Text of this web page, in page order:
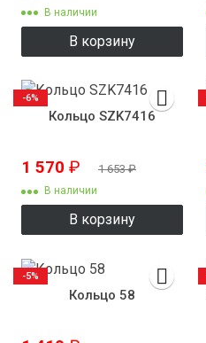
В наличии
В корзину
Кольцо SZK7416
1 570 ₽ 1 653₽
В наличии
В корзину
-6%
Кольцо 58
-5%